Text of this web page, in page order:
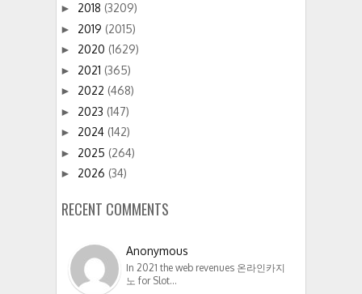
► 2018 (3209)
► 2019 (2015)
► 2020 (1629)
► 2021 (365)
► 2022 (468)
► 2023 (147)
► 2024 (142)
► 2025 (264)
► 2026 (34)
RECENT COMMENTS
Anonymous
In 2021 the web revenues 온라인카지
노 for Slot…